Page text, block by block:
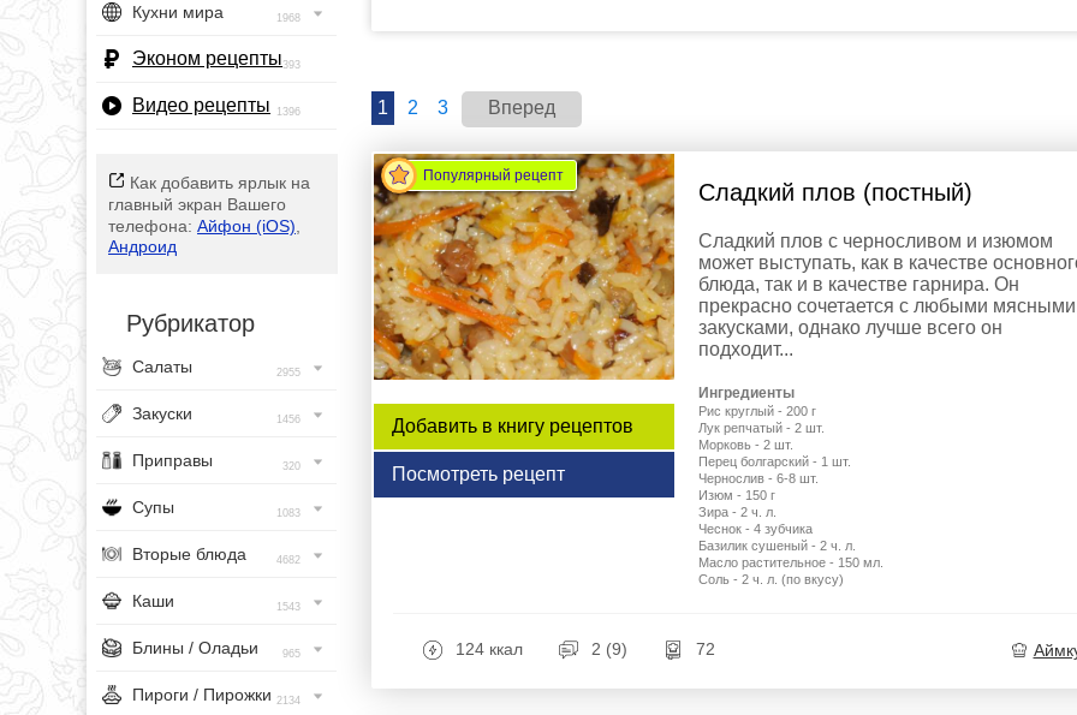
Кухни мира 1968
Эконом рецепты393
Видео рецепты 1396
Как добавить ярлык на
главный экран Вашего
телефона: Айфон (iOS)
Андроид
Рубрикатор
Салаты 2955
Закуски 1456
Приправы 320
Супы 1083
Вторые блюда 4682
Каши 1543
Блины / Оладьи 965
Пироги / Пирожки 2134
1 2 3 Вперед
Популярный рецепт
Добавить в книгу рецептов
Посмотреть рецепт
Сладкий плов (постный)
Сладкий плов с черносливом и изюмом
может выступать, как в качестве
блюда, так и в качестве гарнира. Он
прекрасно сочетается с любыми мясными
закусками, однако лучше всего он
подходит...
Ингредиенты
Рис круглый - 200 г
Лук репчатый - 2 шт.
Морковь - 2 шт.
Перец болгарский - 1 шт.
Чернослив - 6-8 шт.
Изюм - 150 г
Зира - 2 ч. л.
Чеснок - 4 зубчика
Базилик сушеный - 2 ч. л.
Масло растительное - 150 мл.
Соль - 2 ч. л. (по вкусу)
124 ккал 2 (9) 72